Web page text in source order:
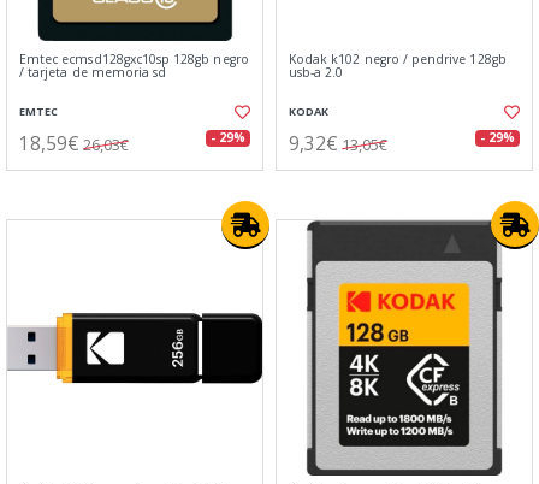
Emtec ecmsd128gxc10sp 128gb negro
/ tarjeta de memoria sd
EMTEC
18,59€ 26,03€ - 29%
Kodak k102 negro / pendrive 128gb
usb-a 2.0
KODAK
9,32€ 13,05€ - 29%